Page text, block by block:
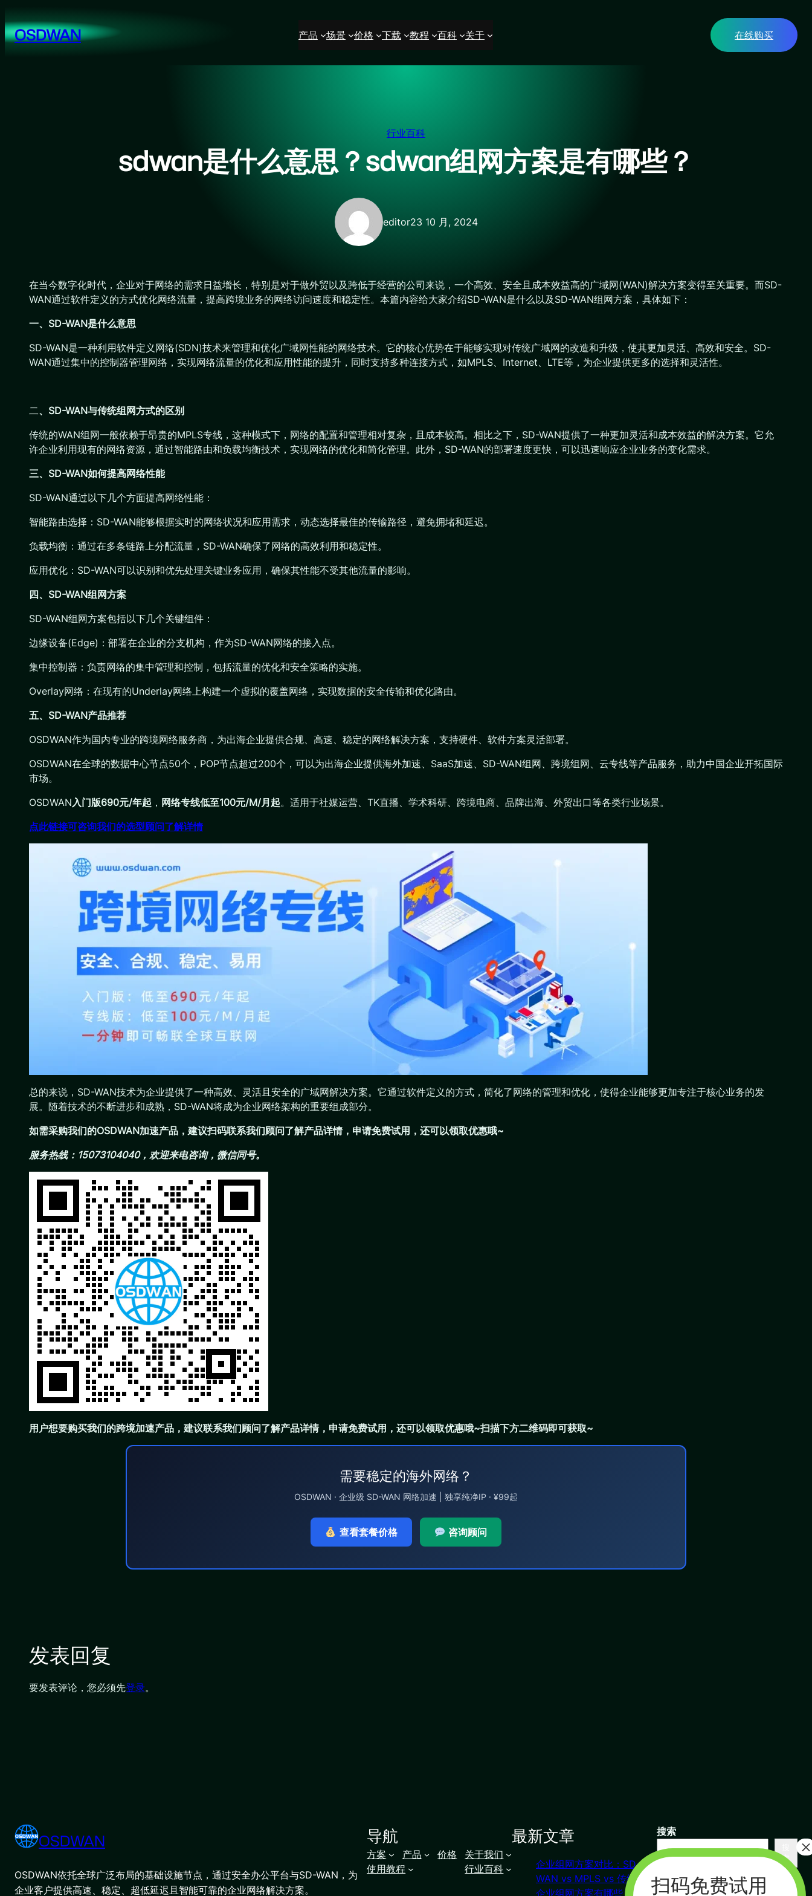
至
内OSDWAN 产品 场景 价格 下载 教程 百科 关于 在线购买
行业百科
sdwan是什么意思？sdwan组网方案是有哪些？
editor23 10 月, 2024
在当今数字化时代，企业对于网络的需求日益增长，特别是对于做外贸以及跨低于经营的公司来说，一个高效、安全且成本效益高的广域网(WAN)解决方案变得至关重要。而SD-
WAN通过软件定义的方式优化网络流量，提高跨境业务的网络访问速度和稳定性。本篇内容给大家介绍SD-WAN是什么以及SD-WAN组网方案，具体如下：
一、SD-WAN是什么意思
SD-WAN是一种利用软件定义网络(SDN)技术来管理和优化广域网性能的网络技术。它的核心优势在于能够实现对传统广域网的改造和升级，使其更加灵活、高效和安全。SD-
WAN通过集中的控制器管理网络，实现网络流量的优化和应用性能的提升，同时支持多种连接方式，如MPLS、Internet、LTE等，为企业提供更多的选择和灵活性。
二、SD-WAN与传统组网方式的区别
传统的WAN组网一般依赖于昂贵的MPLS专线，这种模式下，网络的配置和管理相对复杂，且成本较高。相比之下，SD-WAN提供了一种更加灵活和成本效益的解决方案。它允
许企业利用现有的网络资源，通过智能路由和负载均衡技术，实现网络的优化和简化管理。此外，SD-WAN的部署速度更快，可以迅速响应企业业务的变化需求。
三、SD-WAN如何提高网络性能
SD-WAN通过以下几个方面提高网络性能：
智能路由选择：SD-WAN能够根据实时的网络状况和应用需求，动态选择最佳的传输路径，避免拥堵和延迟。
负载均衡：通过在多条链路上分配流量，SD-WAN确保了网络的高效利用和稳定性。
应用优化：SD-WAN可以识别和优先处理关键业务应用，确保其性能不受其他流量的影响。
四、SD-WAN组网方案
SD-WAN组网方案包括以下几个关键组件：
边缘设备(Edge)：部署在企业的分支机构，作为SD-WAN网络的接入点。
集中控制器：负责网络的集中管理和控制，包括流量的优化和安全策略的实施。
Overlay网络：在现有的Underlay网络上构建一个虚拟的覆盖网络，实现数据的安全传输和优化路由。
五、SD-WAN产品推荐
OSDWAN作为国内专业的跨境网络服务商，为出海企业提供合规、高速、稳定的网络解决方案，支持硬件、软件方案灵活部署。
OSDWAN在全球的数据中心节点50个，POP节点超过200个，可以为出海企业提供海外加速、SaaS加速、SD-WAN组网、跨境组网、云专线等产品服务，助力中国企业开拓国际
市场。
OSDWAN入门版690元/年起 ， 网络专线低至100元/M/月起。适用于社媒运营、TK直播、学术科研、跨境电商、品牌出海、外贸出口等各类行业场景。
点此链接可咨询我们的选型顾问了解详情
总的来说，SD-WAN技术为企业提供了一种高效、灵活且安全的广域网解决方案。它通过软件定义的方式，简化了网络的管理和优化，使得企业能够更加专注于核心业务的发
展。随着技术的不断进步和成熟，SD-WAN将成为企业网络架构的重要组成部分。
如需采购我们的OSDWAN加速产品，建议扫码联系我们顾问了解产品详情，申请免费试用，还可以领取优惠哦~
服务热线：15073104040，欢迎来电咨询，微信同号。
用户想要购买我们的跨境加速产品，建议联系我们顾问了解产品详情，申请免费试用，还可以领取优惠哦~扫描下方二维码即可获取~
需要稳定的海外网络？
OSDWAN · 企业级 SD-WAN 网络加速 | 独享纯净IP · ¥99起
查看套餐价格 咨询顾问
发表回复
要发表评论，您必须先登录。
OSDWAN
OSDWAN依托全球广泛布局的基础设施节点，通过安全办公平台与SD-WAN，为
企业客户提供高速、稳定、超低延迟且智能可靠的企业网络解决方案。
导航
方案 产品 价格
关于我们
使用教程
行业百科
最新文章
企业组网方案对比：SD-
WAN vs MPLS vs 传统VPN
企业组网方案有哪些？对比
搜索
索
联系我们